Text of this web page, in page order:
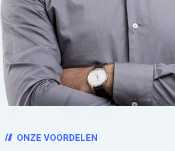
ONZE VOORDELEN